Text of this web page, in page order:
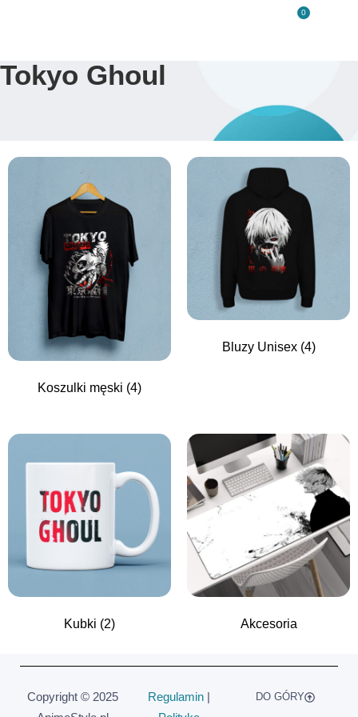
0
Tokyo Ghoul
Koszulki męski (4)
Bluzy Unisex (4)
Kubki (2) Akcesoria
Copyright © 2025
Regulamin |
DO GÓRY